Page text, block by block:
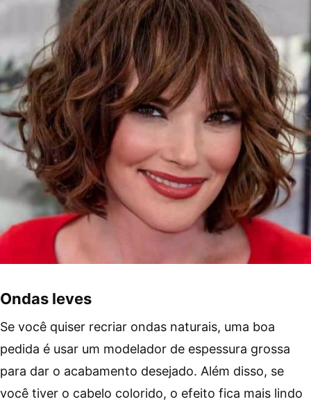
Ondas leves
Se você quiser recriar ondas naturais, uma boa
pedida é usar um modelador de espessura grossa
para dar o acabamento desejado. Além disso, se
você tiver o cabelo colorido, o efeito fica mais lindo